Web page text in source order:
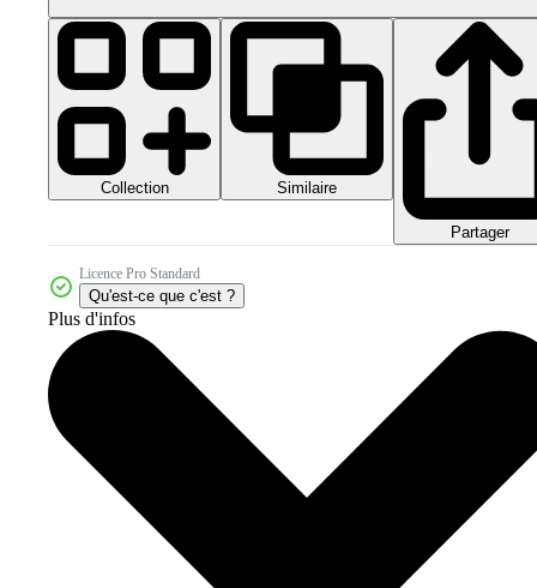
Collection Similaire
Partager
Licence Pro Standard
Qu'est-ce que c'est ?
Plus d'infos